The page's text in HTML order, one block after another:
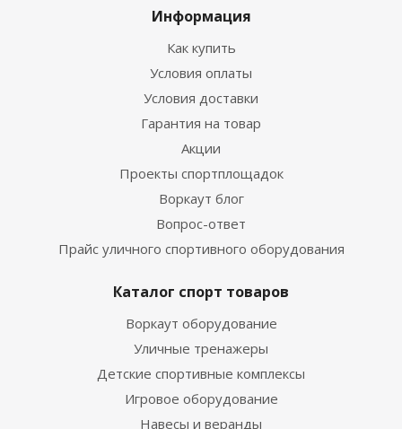
Информация
Как купить
Условия оплаты
Условия доставки
Гарантия на товар
Акции
Проекты спортплощадок
Воркаут блог
Вопрос-ответ
Прайс уличного спортивного оборудования
Каталог спорт товаров
Воркаут оборудование
Уличные тренажеры
Детские спортивные комплексы
Игровое оборудование
Навесы и веранды